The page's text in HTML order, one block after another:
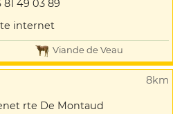
81 49 03 89
internet
Viande de Veau
8km
rte De Montaud